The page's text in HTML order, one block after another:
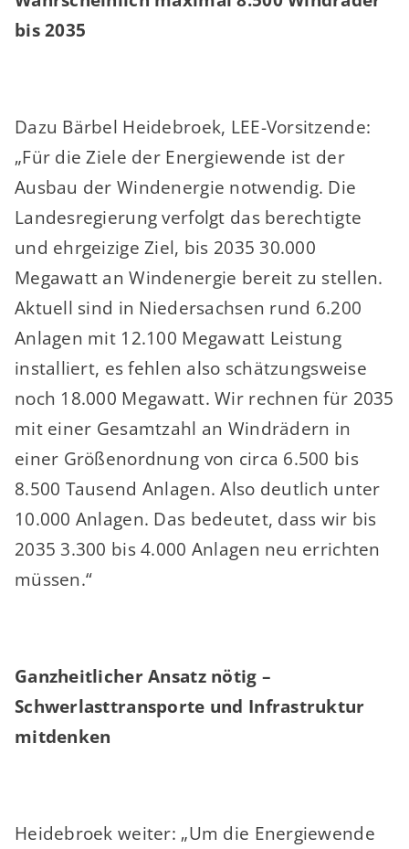
bis 2035
Dazu Bärbel Heidebroek, LEE-Vorsitzende:
„Für die Ziele der Energiewende ist der
Ausbau der Windenergie notwendig. Die
Landesregierung verfolgt das berechtigte
und ehrgeizige Ziel, bis 2035 30.000
Megawatt an Windenergie bereit zu stellen.
Aktuell sind in Niedersachsen rund 6.200
Anlagen mit 12.100 Megawatt Leistung
installiert, es fehlen also schätzungsweise
noch 18.000 Megawatt. Wir rechnen für 2035
mit einer Gesamtzahl an Windrädern in
einer Größenordnung von circa 6.500 bis
8.500 Tausend Anlagen. Also deutlich unter
10.000 Anlagen. Das bedeutet, dass wir bis
2035 3.300 bis 4.000 Anlagen neu errichten
müssen.“
Ganzheitlicher Ansatz nötig –
Schwerlasttransporte und Infrastruktur
mitdenken
Heidebroek weiter: „Um die Energiewende